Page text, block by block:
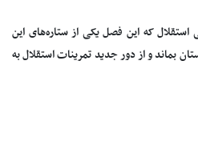
استقلال که این فصل یکی از ستاره‌های این
بماند و از دور جدید تمرینات استقلال به